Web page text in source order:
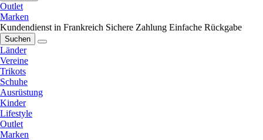
Outlet
Marken
Kundendienst in Frankreich Sichere Zahlung Einfache Rückgabe
Suchen
Länder
Vereine
Trikots
Schuhe
Ausrüstung
Kinder
Lifestyle
Outlet
Marken